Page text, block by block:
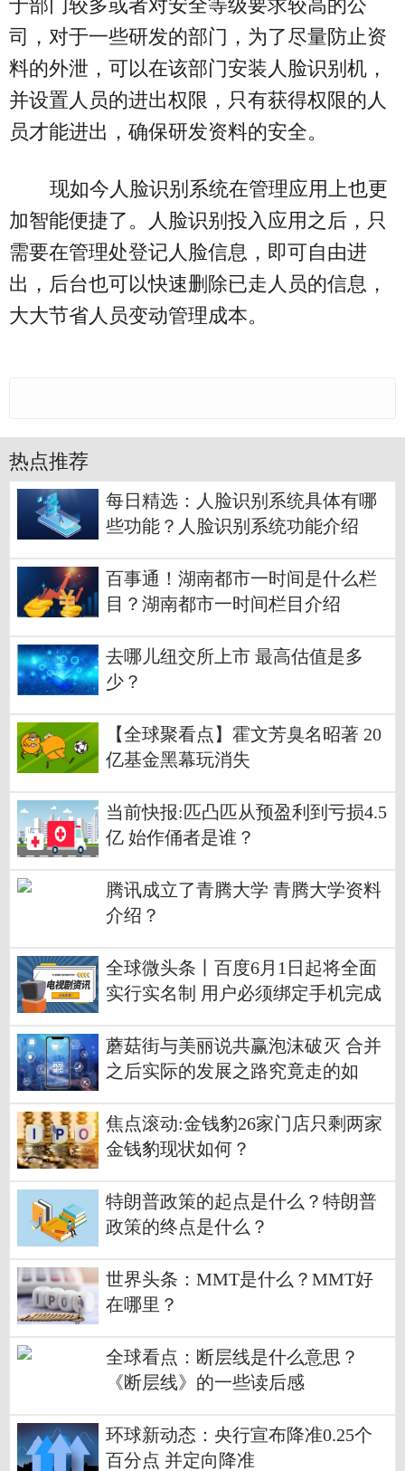
于部门较多或者对安全等级要求较高的公
司，对于一些研发的部门，为了尽量防止资
料的外泄，可以在该部门安装人脸识别机，
并设置人员的进出权限，只有获得权限的人
员才能进出，确保研发资料的安全。
现如今人脸识别系统在管理应用上也更
加智能便捷了。人脸识别投入应用之后，只
需要在管理处登记人脸信息，即可自由进
出，后台也可以快速删除已走人员的信息，
大大节省人员变动管理成本。
热点推荐
每日精选：人脸识别系统具体有哪
些功能？人脸识别系统功能介绍
百事通！湖南都市一时间是什么栏
目？湖南都市一时间栏目介绍
去哪儿纽交所上市 最高估值是多
少？
【全球聚看点】霍文芳臭名昭著 20
亿基金黑幕玩消失
当前快报:匹凸匹从预盈利到亏损4.5
亿 始作俑者是谁？
腾讯成立了青腾大学 青腾大学资料
介绍？
全球微头条丨百度6月1日起将全面
实行实名制 用户必须绑定手机完成
蘑菇街与美丽说共赢泡沫破灭 合并
之后实际的发展之路究竟走的如
焦点滚动:金钱豹26家门店只剩两家
金钱豹现状如何？
特朗普政策的起点是什么？特朗普
政策的终点是什么？
世界头条：MMT是什么？MMT好
在哪里？
全球看点：断层线是什么意思？
《断层线》的一些读后感
环球新动态：央行宣布降准0.25个
百分点 并定向降准